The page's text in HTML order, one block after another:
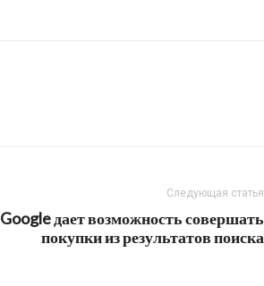
Следующая статья
Google дает возможность совершать
покупки из результатов поиска